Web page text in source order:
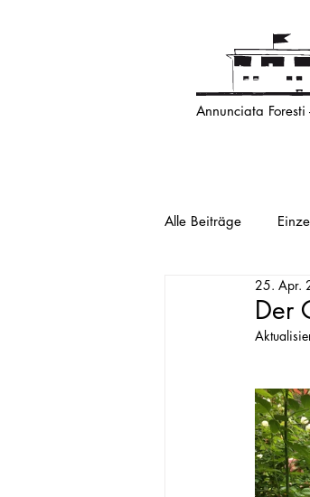
Annunciata Foresti
Alle Beiträge
Der
25. Apr.